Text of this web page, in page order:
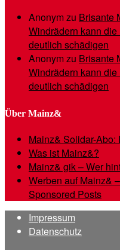
Anonymzu Brisante
Windrädern kann
deutlich schädigen
Anonymzu Brisante
Windrädern kann
deutlich schädigen
Über Mainz&
Mainz& Solidar-Abo:
Was ist Mainz&?
Mainz& gik – Wer
Werben auf Mainz&
Sponsored Posts
Impressum
Datenschutz